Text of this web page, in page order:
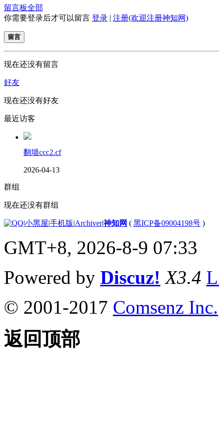
留言板全部
你需要登录后才可以留言 登录 | 注册(欢迎注册神知网)
留言
现在还没有留言
好友
现在还没有好友
最近访客
翻墙ccc2.cf
2026-04-13
群组
现在还没有群组
|小黑屋|手机版|Archiver|神知网 ( 黑ICP备09004198号 )
GMT+8, 2026-8-9 07:33
Powered by Discuz! X3.4
© 2001-2017 Comsenz Inc.
返回顶部